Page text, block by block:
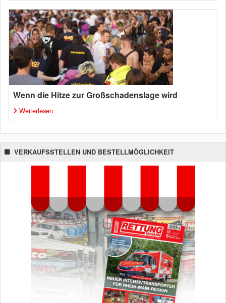
Wenn die Hitze zur Großschadenslage wird
Weiterlesen
VERKAUFSSTELLEN UND BESTELLMÖGLICHKEIT